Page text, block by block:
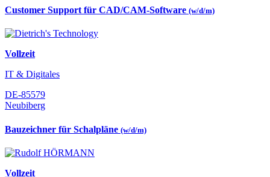
Customer Support für CAD/CAM-Software (w/d/m)
Vollzeit
IT & Digitales
DE-85579
Neubiberg
Bauzeichner für Schalpläne (w/d/m)
Vollzeit